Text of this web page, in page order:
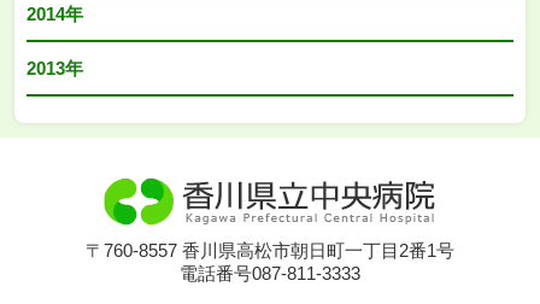
2014年
2013年
〒760-8557 香川県高松市朝日町一丁目2番1号
電話番号087-811-3333